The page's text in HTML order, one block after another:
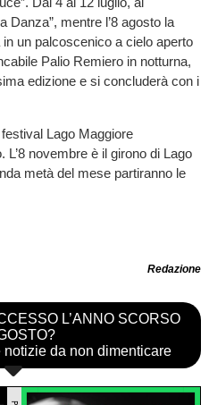
Danza”, mentre l’8 agosto la
un palcoscenico a cielo aperto
Palio Remiero in notturna,
edizione e si concluderà con i
Lago Maggiore
novembre è il girono di Lago
metà del mese partiranno le
Redazione
L’ANNO SCORSO
da non dimenticare